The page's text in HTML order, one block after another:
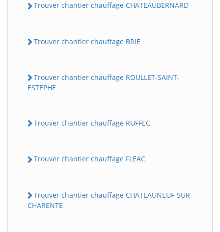
Trouver chantier chauffage CHATEAUBERNARD
Trouver chantier chauffage BRIE
Trouver chantier chauffage ROULLET-SAINT-
ESTEPHE
Trouver chantier chauffage RUFFEC
Trouver chantier chauffage FLEAC
Trouver chantier chauffage CHATEAUNEUF-SUR-
CHARENTE